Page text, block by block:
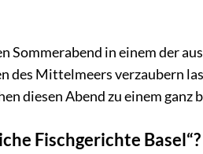
Sommerabend in einem der
des Mittelmeers verzaubern
diesen Abend zu einem ganz
Fischgerichte Basel“?